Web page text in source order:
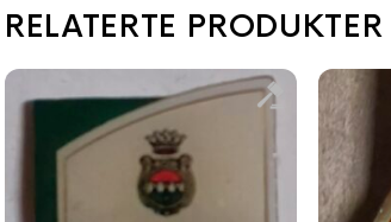
RELATERTE PRODUKTER